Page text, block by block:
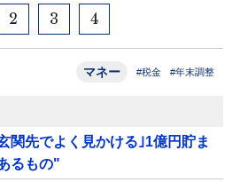
2 3 4
マネー #税金 #年末調整
関先でよく見かける｣1億円貯ま
るもの"